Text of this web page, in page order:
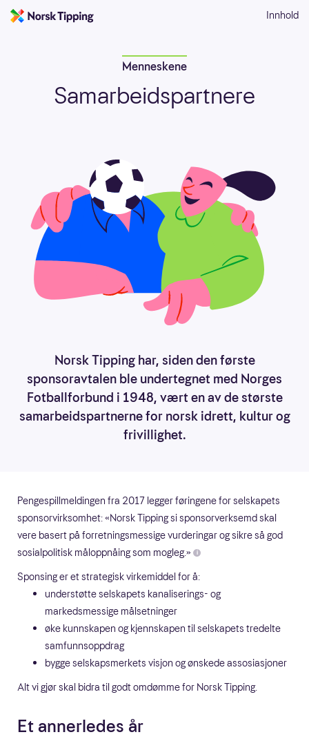
Innhold
Menneskene
Samarbeidspartnere
Norsk Tipping har, siden den første
sponsoravtalen ble undertegnet med Norges
Fotballforbund i 1948, vært en av de største
samarbeidspartnerne for norsk idrett, kultur og
frivillighet.
Pengespillmeldingen fra 2017 legger føringene for selskapets
sponsorvirksomhet: «Norsk Tipping si sponsorverksemd skal
vere basert på forretningsmessige vurderingar og sikre så god
sosialpolitisk måloppnåing som mogleg.»
i
Sponsing er et strategisk virkemiddel for å:
understøtte selskapets kanaliserings- og
markedsmessige målsetninger
øke kunnskapen og kjennskapen til selskapets tredelte
samfunnsoppdrag
bygge selskapsmerkets visjon og ønskede assosiasjoner
Alt vi gjør skal bidra til godt omdømme for Norsk Tipping.
Et annerledes år